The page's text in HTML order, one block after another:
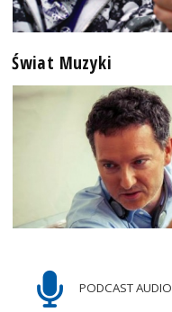
Świat Muzyki
PODCAST AUDIO